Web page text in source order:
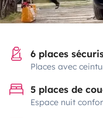
6 places
Places avec
5 places de
Espace nuit